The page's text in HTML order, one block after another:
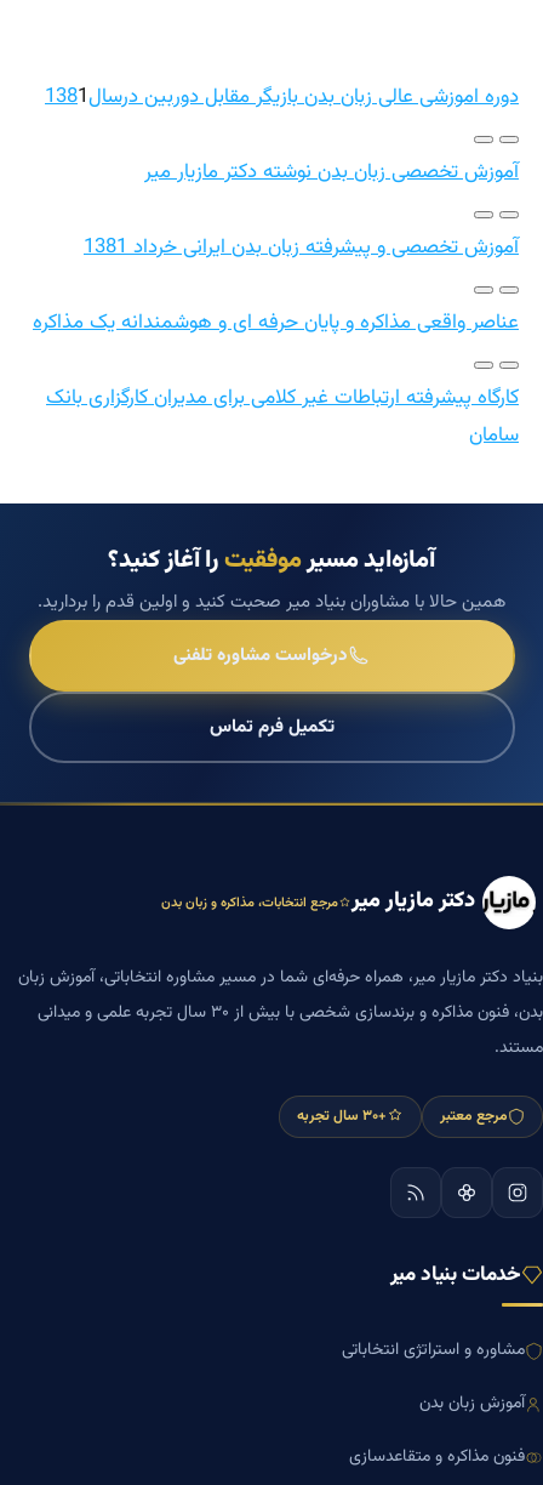
دوره اموزشی عالی زبان بدن بازیگر مقابل دوربین درسال1381
آموزش تخصصی زبان بدن نوشته دکتر مازیار میر
آموزش تخصصی و پیشرفته زبان بدن ایرانی خرداد 1381
عناصر واقعی مذاکره و پایان حرفه ای و هوشمندانه یک مذاکره
کارگاه پیشرفته ارتباطات غیر کلامی برای مدیران کارگزاری بانک
سامان
آمازه‌اید مسیرموفقیترا آغاز کنید؟
همین حالا با مشاوران بنیاد میر صحبت کنید و اولین قدم را بردارید.
درخواست مشاوره تلفنی
تکمیل فرم تماس
دکتر مازیار میر مرجع انتخابات، مذاکره و زبان بدن
بنیاد دکتر مازیار میر، همراه حرفه‌ای شما در مسیر مشاوره انتخاباتی، آموزش زبان
بدن، فنون مذاکره و برندسازی شخصی با بیش از ۳۰ سال تجربه علمی و میدانی
مستند.
مرجع معتبر +۳۰ سال تجربه
خدمات بنیاد میر
مشاوره و استراتژی انتخاباتی
آموزش زبان بدن
فنون مذاکره و متقاعدسازی